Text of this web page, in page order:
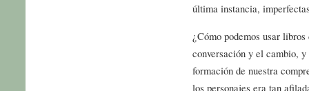
última instancia,
¿Cómo podemos usar
conversación y el cambio, y
formación de nuestra
los personajes era tan